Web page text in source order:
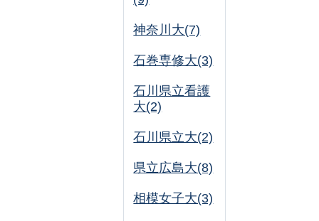
神奈川大(7)
石巻専修大(3)
石川県立看護
大(2)
石川県立大(2)
県立広島大(8)
相模女子大(3)